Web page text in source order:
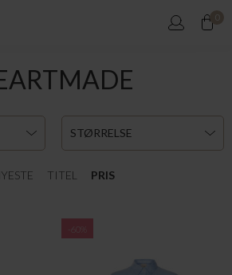
0
STØRRELSE
TITEL PRIS
-60%